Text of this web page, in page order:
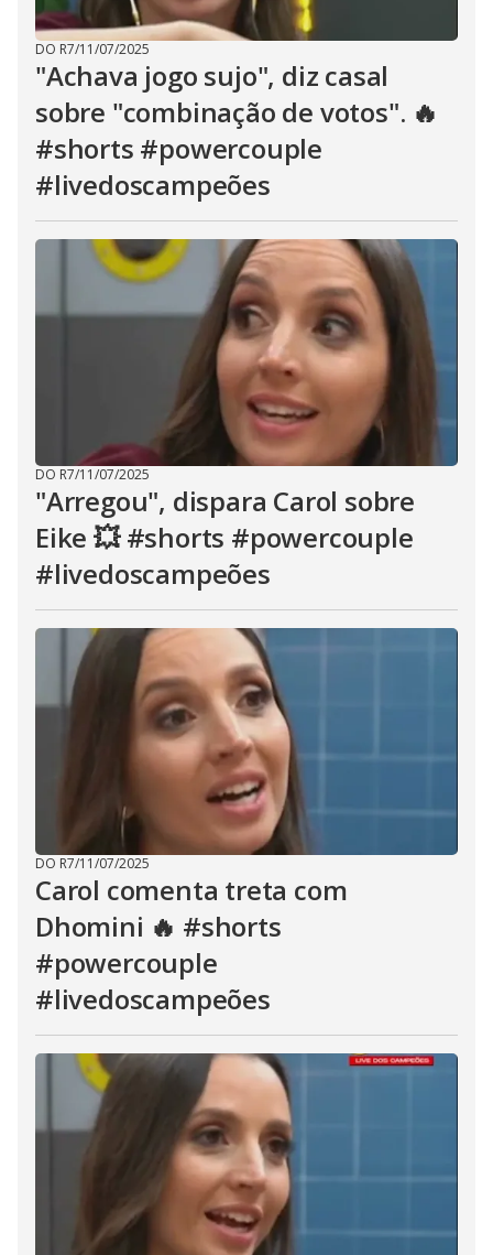
DO R7/11/07/2025
"Achava jogo sujo", diz casal
sobre "combinação de votos". 🔥
#shorts #powercouple
#livedoscampeões
DO R7/11/07/2025
"Arregou", dispara Carol sobre
Eike 💥 #shorts #powercouple
#livedoscampeões
DO R7/11/07/2025
Carol comenta treta com
Dhomini 🔥 #shorts
#powercouple
#livedoscampeões